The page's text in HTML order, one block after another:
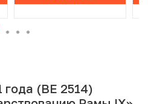
года (BE 2514)